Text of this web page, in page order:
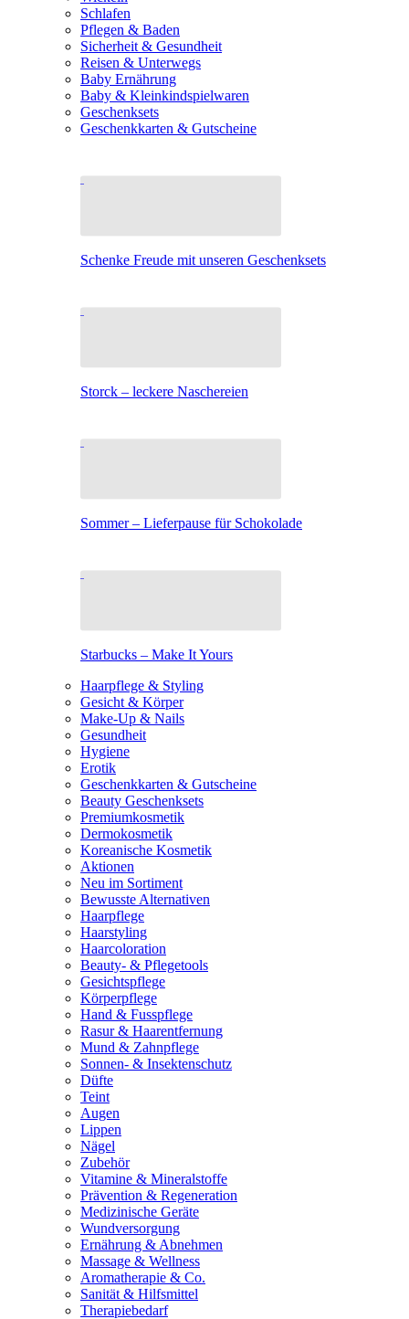
Schlafen
Pflegen & Baden
Sicherheit & Gesundheit
Reisen & Unterwegs
Baby Ernährung
Baby & Kleinkindspielwaren
Geschenksets
Geschenkkarten & Gutscheine
Schenke Freude mit unseren Geschenksets
Storck – leckere Naschereien
Sommer – Lieferpause für Schokolade
Starbucks – Make It Yours
Haarpflege & Styling
Gesicht & Körper
Make-Up & Nails
Gesundheit
Hygiene
Erotik
Geschenkkarten & Gutscheine
Beauty Geschenksets
Premiumkosmetik
Dermokosmetik
Koreanische Kosmetik
Aktionen
Neu im Sortiment
Bewusste Alternativen
Haarpflege
Haarstyling
Haarcoloration
Beauty- & Pflegetools
Gesichtspflege
Körperpflege
Hand & Fusspflege
Rasur & Haarentfernung
Mund & Zahnpflege
Sonnen- & Insektenschutz
Düfte
Teint
Augen
Lippen
Nägel
Zubehör
Vitamine & Mineralstoffe
Prävention & Regeneration
Medizinische Geräte
Wundversorgung
Ernährung & Abnehmen
Massage & Wellness
Aromatherapie & Co.
Sanität & Hilfsmittel
Therapiebedarf